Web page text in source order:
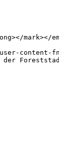
mark></
content-